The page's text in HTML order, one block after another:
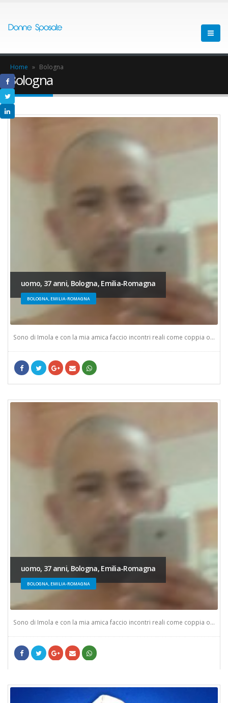
Home » Bologna
Bologna
uomo, 37 anni, Bologna, Emilia-Romagna
BOLOGNA, EMILIA-ROMAGNA
Sono di Imola e con la mia amica faccio incontri reali come coppia o...
uomo, 37 anni, Bologna, Emilia-Romagna
BOLOGNA, EMILIA-ROMAGNA
Sono di Imola e con la mia amica faccio incontri reali come coppia o...